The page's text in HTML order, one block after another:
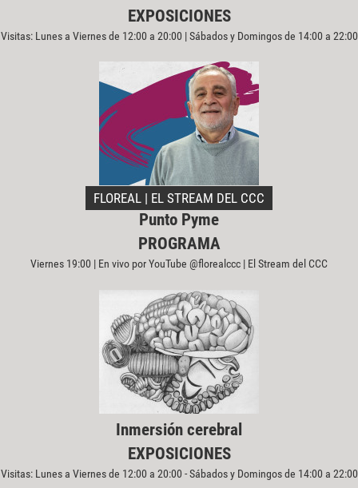
EXPOSICIONES
Visitas: Lunes a Viernes de 12:00 a 20:00 | Sábados y Domingos de 14:00 a 22:00
FLOREAL | EL STREAM DEL CCC
Punto Pyme
PROGRAMA
Viernes 19:00 | En vivo por YouTube @florealccc | El Stream del CCC
Inmersión cerebral
EXPOSICIONES
Visitas: Lunes a Viernes de 12:00 a 20:00 - Sábados y Domingos de 14:00 a 22:00